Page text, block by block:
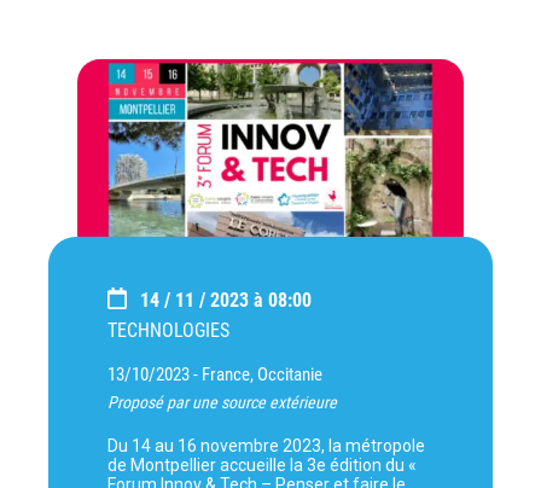
14 / 11 / 2023 à 08:00
TECHNOLOGIES
13/10/2023 - France, Occitanie
Proposé par une source extérieure
Du 14 au 16 novembre 2023, la métropole
de Montpellier accueille la 3e édition du «